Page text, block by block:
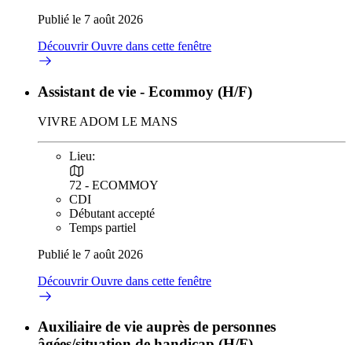
Publié le 7 août 2026
DécouvrirOuvre dans cette fenêtre
Assistant de vie - Ecommoy (H/F)
VIVRE ADOM LE MANS
Lieu:
72 - ECOMMOY
CDI
Débutant accepté
Temps partiel
Publié le 7 août 2026
DécouvrirOuvre dans cette fenêtre
Auxiliaire de vie auprès de personnes